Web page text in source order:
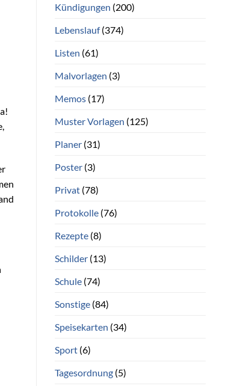
Kündigungen (200)
Lebenslauf(374)
Listen (61)
Malvorlagen (3)
Memos(17)
Muster Vorlagen (125)
Planer(31)
Poster(3)
Privat(78)
Protokolle(76)
Rezepte(8)
Schilder(13)
Schule(74)
Sonstige(84)
Speisekarten (34)
Sport(6)
Tagesordnung(5)